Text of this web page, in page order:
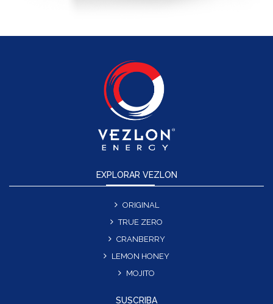
EXPLORAR VEZLON
ORIGINAL
TRUE ZERO
CRANBERRY
LEMON HONEY
MOJITO
SUSCRIBA